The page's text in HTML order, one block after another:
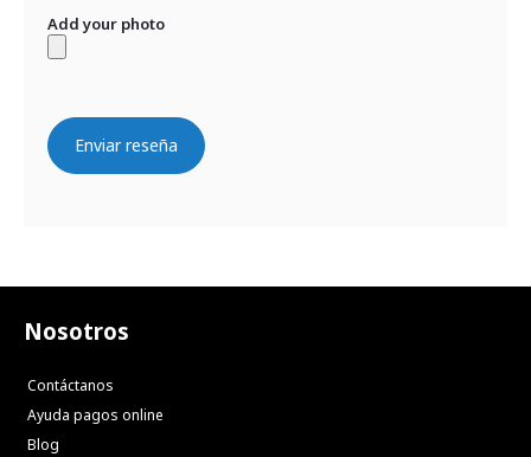
Add your photo
Enviar reseña
Nosotros
Contáctanos
Ayuda pagos online
Blog